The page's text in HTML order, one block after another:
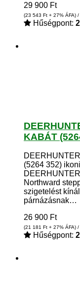
29 900 Ft
(23 543 Ft + 27% ÁFA)
Hűségpont:
KABÁT
(5264 352)
Northward
szigetelést
párnázásnak…
26 900 Ft
(21 181 Ft + 27% ÁFA)
Hűségpont: